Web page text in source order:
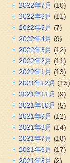
2022年7月 (10)
2022年6月 (11)
2022年5月 (7)
2022年4月 (9)
2022年3月 (12)
2022年2月 (11)
2022年1月 (13)
2021年12月 (13)
2021年11月 (9)
2021年10月 (5)
2021年9月 (12)
2021年8月 (14)
2021年7月 (18)
2021年6月 (17)
2021年5月 (2)